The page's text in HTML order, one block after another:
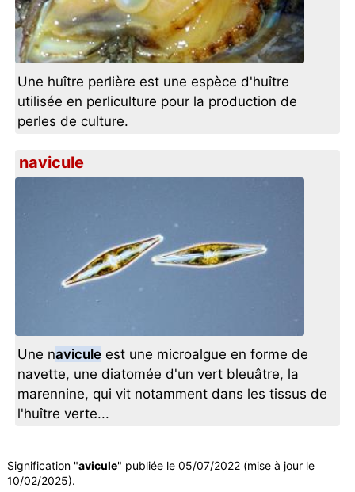
Une huître perlière est une espèce d'huître
utilisée en perliculture pour la production de
perles de culture.
navicule
Une navicule est une microalgue en forme de
navette, une diatomée d'un vert bleuâtre, la
marennine, qui vit notamment dans les tissus de
l'huître verte...
Signification "avicule" publiée le 05/07/2022 (mise à jour le
10/02/2025).